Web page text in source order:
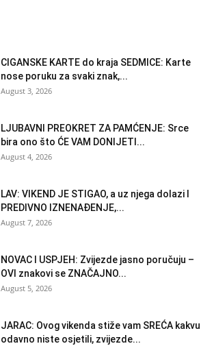
CIGANSKE KARTE do kraja SEDMICE: Karte
nose poruku za svaki znak,...
August 3, 2026
LJUBAVNI PREOKRET ZA PAMĆENJE: Srce
bira ono što ĆE VAM DONIJETI...
August 4, 2026
LAV: VIKEND JE STIGAO, a uz njega dolazi I
PREDIVNO IZNENAĐENJE,...
August 7, 2026
NOVAC I USPJEH: Zvijezde jasno poručuju –
OVI znakovi se ZNAČAJNO...
August 5, 2026
JARAC: Ovog vikenda stiže vam SREĆA kakvu
odavno niste osjetili, zvijezde...